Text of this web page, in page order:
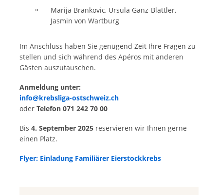
Marija Brankovic, Ursula Ganz-Blättler,
Jasmin von Wartburg
Im Anschluss haben Sie genügend Zeit Ihre Fragen zu
stellen und sich während des Apéros mit anderen
Gästen auszutauschen.
Anmeldung unter:
info@krebsliga-ostschweiz.ch
oder Telefon 071 242 70 00
Bis 4. September 2025 reservieren wir Ihnen gerne
einen Platz.
Flyer: Einladung Familiärer Eierstockkrebs